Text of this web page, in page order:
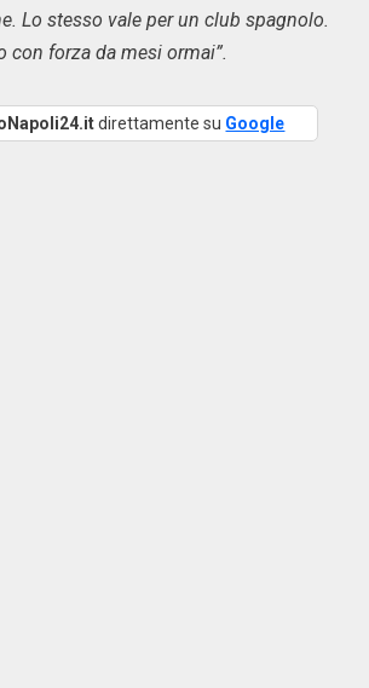
Lo stesso vale per un club spagnolo.
con forza da mesi ormai”.
direttamente su Google